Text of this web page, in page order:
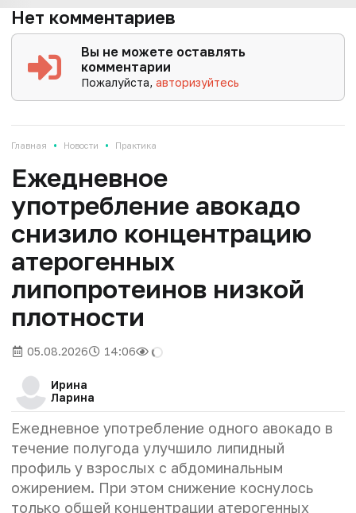
Нет комментариев
Вы не можете оставлять
комментарии
Пожалуйста,авторизуйтесь
Главная • Новости • Практика
Ежедневное
употребление авокадо
снизило концентрацию
атерогенных
липопротеинов низкой
плотности
05.08.2026 14:06
Ирина
Ларина
Ежедневное употребление одного авокадо в
течение полугода улучшило липидный
профиль у взрослых с абдоминальным
ожирением. При этом снижение коснулось
только общей концентрации атерогенных